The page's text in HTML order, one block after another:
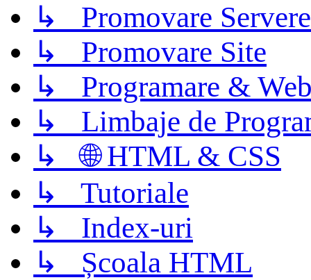
↳ Promovare Servere
↳ Promovare Site
↳ Programare &
↳ Limbaje de
↳ 🌐 HTML & CSS
↳ Tutoriale
↳ Index-uri
↳ Școala HTML